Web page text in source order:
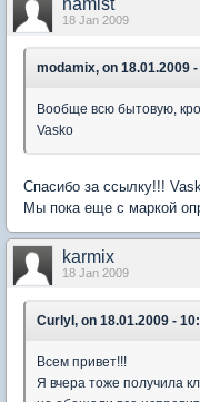
namist
18 Jan 2009
modamix, on 18.01.2009 -
Вообще всю бытовую,
Vasko
Спасибо за ссылку!!!
Мы пока еще с маркой
karmix
18 Jan 2009
CurlyI, on 18.01.2009 -
Всем привет!!!
Я вчера тоже получила